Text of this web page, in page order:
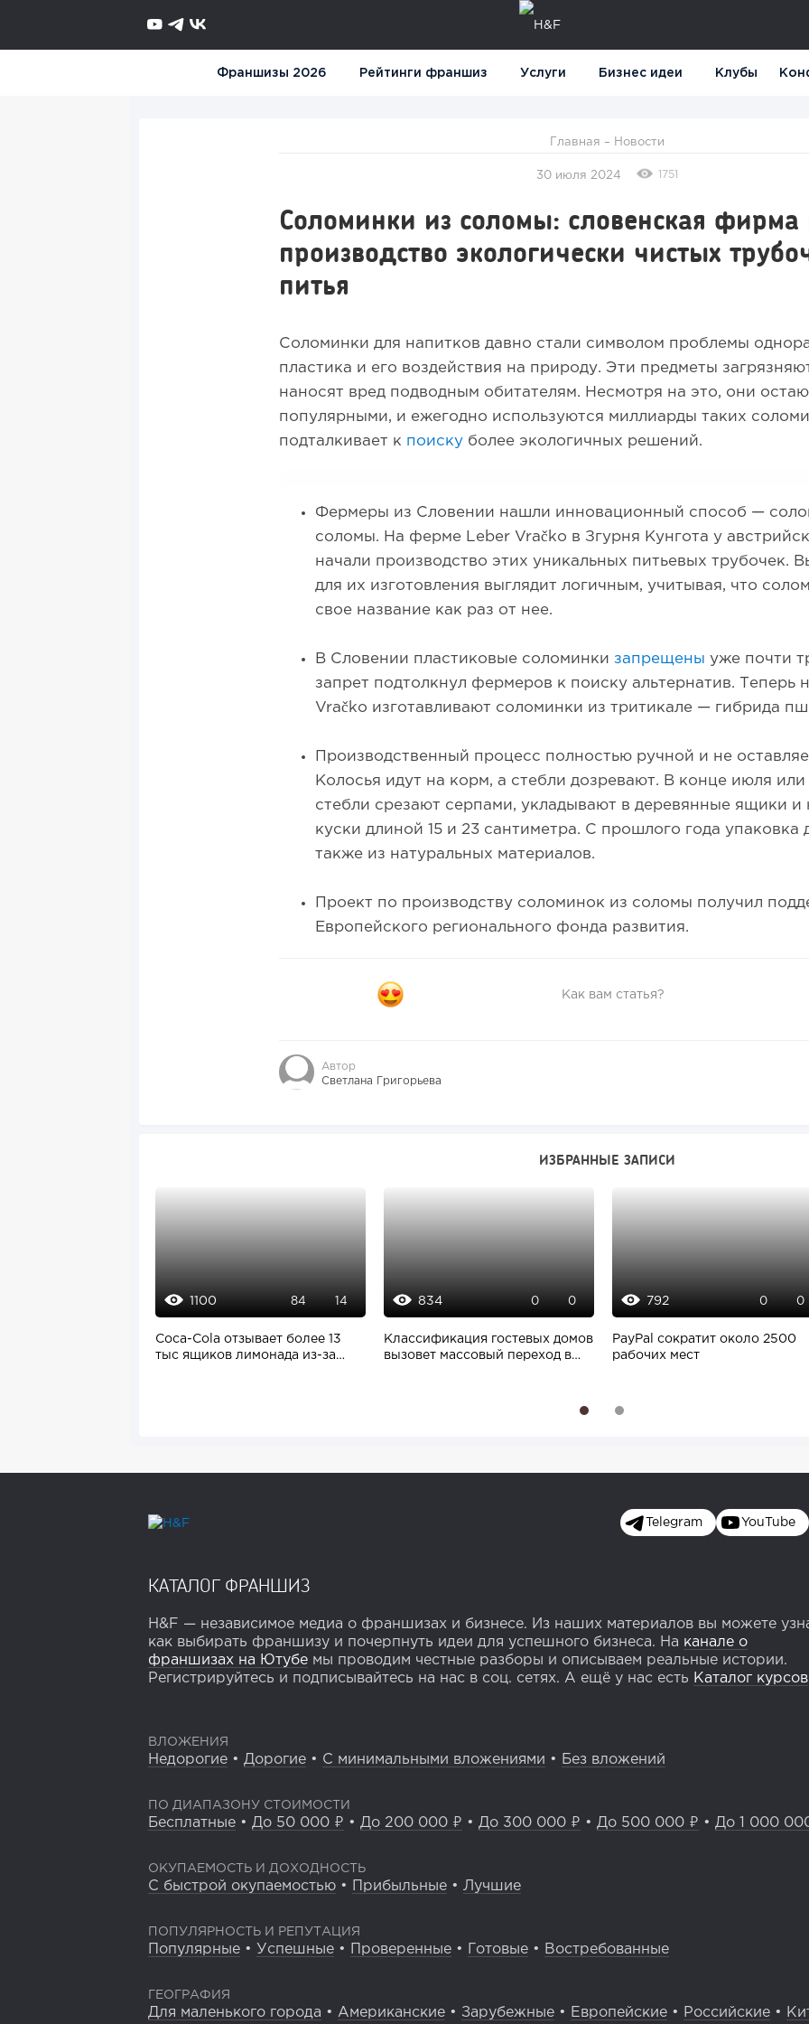
Франшизы 2026 Рейтинги франшиз Услуги Бизнес идеи Клубы
Главная – Новости
30 июля 2024 1751
Соломинки из соломы: словенская
производство экологически чистых
питья
Соломинки для напитков давно стали символом проблемы
пластика и его воздействия на природу. Эти предметы
наносят вред подводным обитателям. Несмотря на это, они
популярными, и ежегодно используются миллиарды таких
подталкивает к поиску более экологичных решений.
Фермеры из Словении нашли инновационный способ —
соломы. На ферме Leber Vračko в Згурня Кунгота у
начали производство этих уникальных питьевых трубочек.
для их изготовления выглядит логичным, учитывая, что
свое название как раз от нее.
В Словении пластиковые соломинки запрещены уже почти
запрет подтолкнул фермеров к поиску альтернатив. Теперь
Vračko изготавливают соломинки из тритикале — гибрида
Производственный процесс полностью ручной и не
Колосья идут на корм, а стебли дозревают. В конце июля или
стебли срезают серпами, укладывают в деревянные ящики и
куски длиной 15 и 23 сантиметра. С прошлого года упаковка
также из натуральных материалов.
Проект по производству соломинок из соломы получил
Европейского регионального фонда развития.
Как вам статья?
Автор
Светлана Григорьева
ИЗБРАННЫЕ ЗАПИСИ
1100 84 14
Coca-Cola отзывает более 13
тыс ящиков лимонада из-за
834 0 0
Классификация гостевых домов
вызовет массовый переход в
792 0 0
PayPal сократит около 2500
рабочих мест
2
Telegram YouTube
КАТАЛОГ ФРАНШИЗ
H&F — независимое медиа о франшизах и бизнесе. Из наших материалов вы можете
как выбирать франшизу и почерпнуть идеи для успешного бизнеса. На канале о
франшизах на Ютубе мы проводим честные разборы и описываем реальные истории.
Регистрируйтесь и подписывайтесь на нас в соц. сетях. А ещё у нас есть Каталог курсов
ВЛОЖЕНИЯ
Недорогие • Дорогие • С минимальными вложениями • Без вложений
ПО ДИАПАЗОНУ СТОИМОСТИ
Бесплатные • До 50 000 ₽ • До 200 000 ₽ • До 300 000 ₽ • До 500 000 ₽ • До 1 000
ОКУПАЕМОСТЬ И ДОХОДНОСТЬ
С быстрой окупаемостью • Прибыльные • Лучшие
ПОПУЛЯРНОСТЬ И РЕПУТАЦИЯ
Популярные • Успешные • Проверенные • Готовые • Востребованные
ГЕОГРАФИЯ
Для маленького города • Американские • Зарубежные • Европейские • Российские •